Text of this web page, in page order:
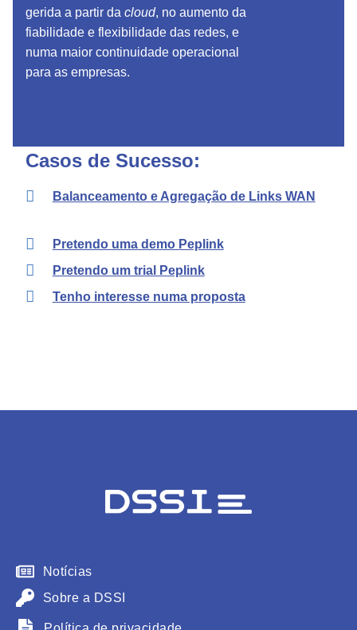
gerida a partir da cloud, no aumento da
fiabilidade e flexibilidade das redes, e
numa maior continuidade operacional
para as empresas.
Casos de Sucesso:
Balanceamento e Agregação de Links WAN
Pretendo uma demo Peplink
Pretendo um trial Peplink
Tenho interesse numa proposta
Notícias
Sobre a DSSI